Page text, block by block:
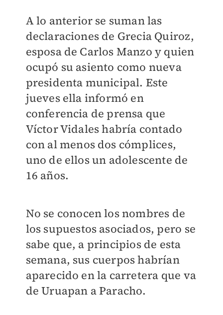
A lo anterior se suman las
declaraciones de Grecia Quiroz,
esposa de Carlos Manzo y quien
ocupó su asiento como nueva
presidenta municipal. Este
jueves ella informó en
conferencia de prensa que
Víctor Vidales habría contado
con al menos dos cómplices,
uno de ellos un adolescente de
16 años.
No se conocen los nombres de
los supuestos asociados, pero se
sabe que, a principios de esta
semana, sus cuerpos habrían
aparecido en la carretera que va
de Uruapan a Paracho.